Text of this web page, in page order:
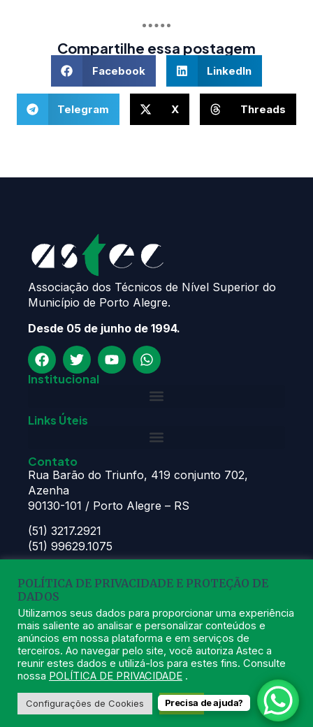
Compartilhe essa postagem
Facebook LinkedIn
Telegram X Threads
Associação dos Técnicos de Nível Superior do
Município de Porto Alegre.
Desde 05 de junho de 1994.
Institucional
Links Úteis
Contato
Rua Barão do Triunfo, 419 conjunto 702,
Azenha
90130-101 / Porto Alegre – RS
(51) 3217.2921
(51) 99629.1075
Seg à Sex das 8h – 11:30h e 13h – 16:30h
astec@astecpmpa.com.br
2026 ASTEC. Todos os Direitos Reservados. Desenvolvido
por Nexx Tecnologia
POLÍTICA DE PRIVACIDADE E PROTEÇÃO DE
DADOS
Utilizamos seus dados para proporcionar uma experiência
mais saliente ao analisar e personalizar conteúdos e
anúncios em nossa plataforma e em serviços de
terceiros. Ao navegar pelo site, você autoriza Astec a
reunir estes dados e utilizá-los para estes fins. Consulte
nossa POLÍTICA DE PRIVACIDADE .
Configurações de Cookies Aceito
Precisa de ajuda?